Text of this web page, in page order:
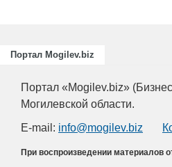
Портал Mogilev.biz
Портал «Mogilev.biz»
Могилевской области.
E-mail: info@mogilev.biz
При воспроизведении материалов